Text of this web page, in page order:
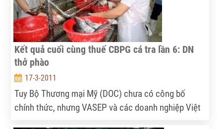
mua.
Kết quả cuối cùng thuế CBPG cá tra lần 6: DN
thở phào
17-3-2011
Tuy Bộ Thương mại Mỹ (DOC) chưa có công bố
chính thức, nhưng VASEP và các doanh nghiệp Việt